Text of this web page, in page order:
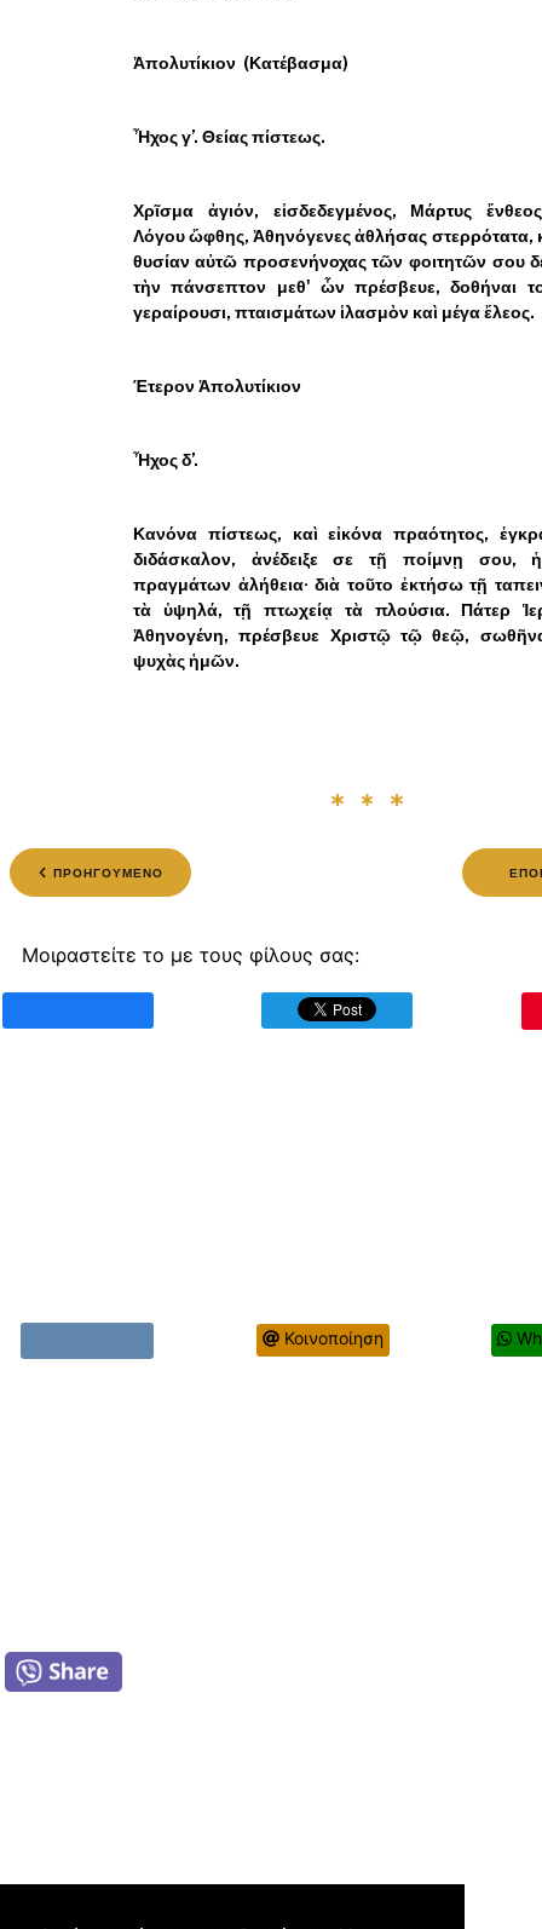
Ἀπολυτίκιον (Κατέβασμα)
Ἦχος γ’. Θείας πίστεως.
Χρῖσμα ἀγιόν, εἰσδεδεγμένος, Μάρτυς
Λόγου ὤφθης, Ἀθηνόγενες ἀθλήσας στερρότατα,
θυσίαν αὐτῶ προσενήνοχας τῶν φοιτητῶν σου
τὴν πάνσεπτον μεθ' ὧν πρέσβευε, δοθήναι
γεραίρουσι, πταισμάτων ἱλασμὸν καὶ μέγα ἔλεος.
Έτερον Ἀπολυτίκιον
Ἦχος δ’.
Κανόνα πίστεως, καὶ εἰκόνα πραότητος,
διδάσκαλον, ἀνέδειξε σε τῇ ποίμνῃ σου,
πραγμάτων ἀλήθεια· διὰ τοῦτο ἐκτήσω τῇ
τὰ ὑψηλά, τῇ πτωχείᾳ τὰ πλούσια. Πάτερ
Ἀθηνογένη, πρέσβευε Χριστῷ τῷ θεῷ,
ψυχὰς ἡμῶν.
ΠΡΟΗΓΟΥΜΕΝΟ
Μοιραστείτε το με τους φίλους σας:
Κοινοποίηση